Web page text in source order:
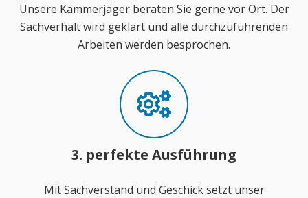
Unsere Kammerjäger beraten Sie gerne vor Ort. Der
Sachverhalt wird geklärt und alle durchzuführenden
Arbeiten werden besprochen.
3. perfekte Ausführung
Mit Sachverstand und Geschick setzt unser